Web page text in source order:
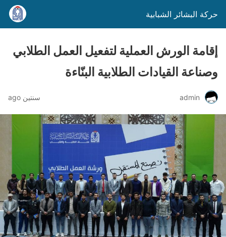
حركة البشائر الشبابية
إقامة الورش العملية لتفعيل العمل الطلابي
وصناعة القيادات الطلابية البنّاءة
admin سنتين ago